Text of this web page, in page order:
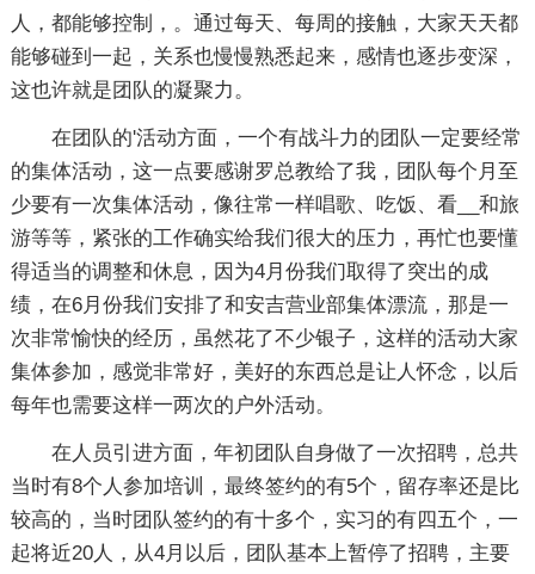
人，都能够控制，。通过每天、每周的接触，大家天天都
能够碰到一起，关系也慢慢熟悉起来，感情也逐步变深，
这也许就是团队的凝聚力。
在团队的'活动方面，一个有战斗力的团队一定要经常
的集体活动，这一点要感谢罗总教给了我，团队每个月至
少要有一次集体活动，像往常一样唱歌、吃饭、看__和旅
游等等，紧张的工作确实给我们很大的压力，再忙也要懂
得适当的调整和休息，因为4月份我们取得了突出的成
绩，在6月份我们安排了和安吉营业部集体漂流，那是一
次非常愉快的经历，虽然花了不少银子，这样的活动大家
集体参加，感觉非常好，美好的东西总是让人怀念，以后
每年也需要这样一两次的户外活动。
在人员引进方面，年初团队自身做了一次招聘，总共
当时有8个人参加培训，最终签约的有5个，留存率还是比
较高的，当时团队签约的有十多个，实习的有四五个，一
起将近20人，从4月以后，团队基本上暂停了招聘，主要